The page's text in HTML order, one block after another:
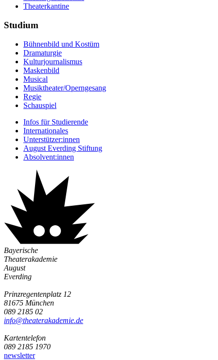
Theaterkantine
Studium
Bühnenbild und Kostüm
Dramaturgie
Kulturjournalismus
Maskenbild
Musical
Musiktheater/­Operngesang
Regie
Schauspiel
Infos für Studierende
Internationales
Unterstützer:innen
August Everding Stiftung
Absolvent:innen
Bayerische
Theaterakademie
August
Everding
Prinzregentenplatz 12
81675 München
089 2185 02
info@­theaterakademie.de
Kartentelefon
089 2185 1970
newsletter